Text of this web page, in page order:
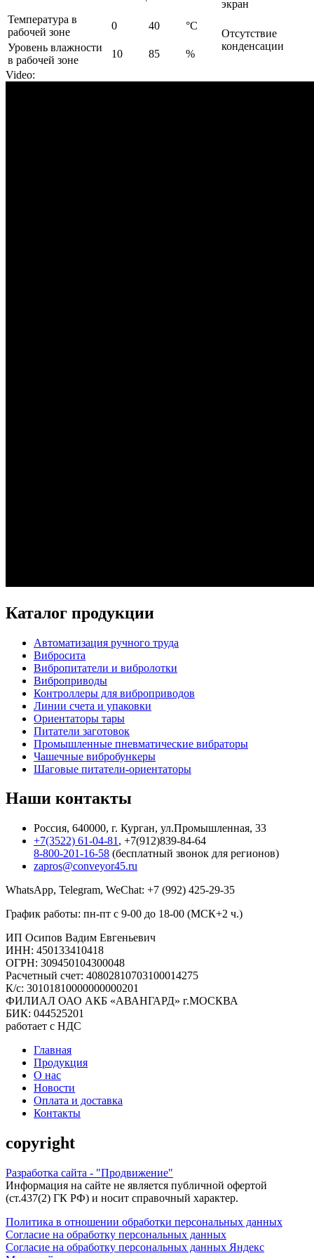
экран
Температура в
рабочей зоне
0 40 °С
Отсутствие
конденсации
Уровень влажности
в рабочей зоне
10 85
%
Video:
Каталог продукции
Автоматизация ручного труда
Вибросита
Вибропитатели и вибролотки
Виброприводы
Контроллеры для виброприводов
Линии счета и упаковки
Ориентаторы тары
Питатели заготовок
Промышленные пневматические вибраторы
Чашечные вибробункеры
Шаговые питатели-ориентаторы
Наши контакты
Россия, 640000, г. Курган, ул.Промышленная, 33
+7(3522) 61-04-81 , +7(912)839-84-64
8-800-201-16-58 (бесплатный звонок для регионов)
zapros@conveyor45.ru
WhatsApp, Telegram, WeChat: +7 (992) 425-29-35
График работы: пн-пт с 9-00 до 18-00 (МСК+2 ч.)
ИП Осипов Вадим Евгеньевич
ИНН: 450133410418
ОГРН: 309450104300048
Расчетный счет: 40802810703100014275
К/с: 30101810000000000201
ФИЛИАЛ ОАО АКБ «АВАНГАРД» г.МОСКВА
БИК: 044525201
работает с НДС
Главная
Продукция
О нас
Новости
Оплата и доставка
Контакты
copyright
Разработка сайта - "Продвижение"
Информация на сайте не является публичной офертой
(ст.437(2) ГК РФ) и носит справочный характер.
Политика в отношении обработки персональных данных
Согласие на обработку персональных данных
Согласие на обработку персональных данных Яндекс